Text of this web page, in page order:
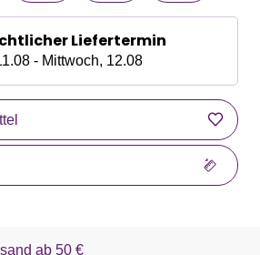
Liefertermin
- Mittwoch, 12.08
ab 50 €